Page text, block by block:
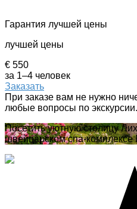
Гарантия лучшей цены
лучшей цены
€ 550
за 1–4 человек
Заказать
При заказе вам не нужно
любые вопросы по экскурсии.
Посетить уютную столицу
швейцарском спа-комплексе